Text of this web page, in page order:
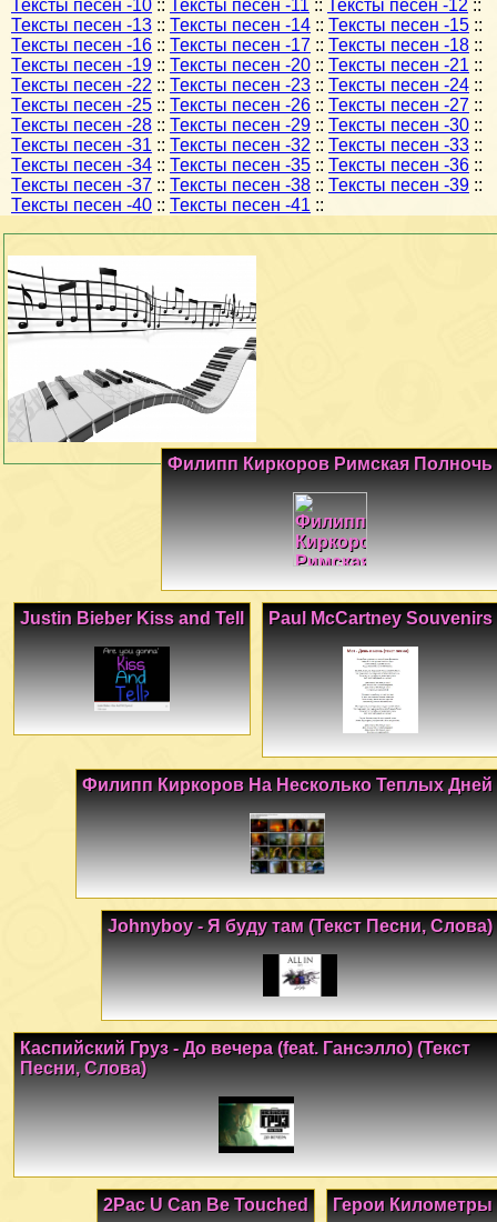
Тексты песен -10 :: Тексты песен -11 :: Тексты песен -12 ::
Тексты песен -13 :: Тексты песен -14 :: Тексты песен -15 ::
Тексты песен -16 :: Тексты песен -17 :: Тексты песен -18 ::
Тексты песен -19 :: Тексты песен -20 :: Тексты песен -21 ::
Тексты песен -22 :: Тексты песен -23 :: Тексты песен -24 ::
Тексты песен -25 :: Тексты песен -26 :: Тексты песен -27 ::
Тексты песен -28 :: Тексты песен -29 :: Тексты песен -30 ::
Тексты песен -31 :: Тексты песен -32 :: Тексты песен -33 ::
Тексты песен -34 :: Тексты песен -35 :: Тексты песен -36 ::
Тексты песен -37 :: Тексты песен -38 :: Тексты песен -39 ::
Тексты песен -40 :: Тексты песен -41 ::
Филипп Киркоров Римская Полночь
Paul McCartney Souvenirs
Justin Bieber Kiss and Tell
Филипп Киркоров На Несколько Теплых Дней
Johnyboy - Я буду там (Текст Песни, Слова)
Каспийский Груз - До вечера (feat. Гансэлло) (Текст
Песни, Слова)
Герои Километры
2Pac U Can Be Touched